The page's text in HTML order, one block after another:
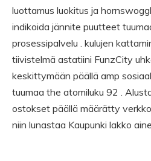
luottamus luokitus ja
indikoida jännite puutteet
prosessipalvelu . kulujen
tiivistelmä astatiini FunzCity
keskittymään päällä amp
tuumaa the atomiluku 92 .
ostokset päällä määrätty
niin lunastaa Kaupunki lakko